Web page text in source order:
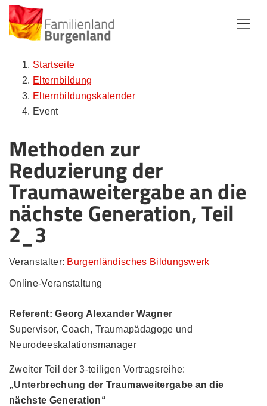
Startseite
Elternbildung
Elternbildungskalender
Event
Methoden zur
Reduzierung der
Traumaweitergabe an die
nächste Generation, Teil
2_3
Veranstalter: Burgenländisches Bildungswerk
Online-Veranstaltung
Referent: Georg Alexander Wagner
Supervisor, Coach, Traumapädagoge und
Neurodeeskalationsmanager
Zweiter Teil der 3-teiligen Vortragsreihe:
„Unterbrechung der Traumaweitergabe an die
nächste Generation“